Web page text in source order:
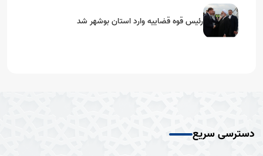
رئیس قوه قضاییه وارد استان بوشهر شد
دسترسی سریع